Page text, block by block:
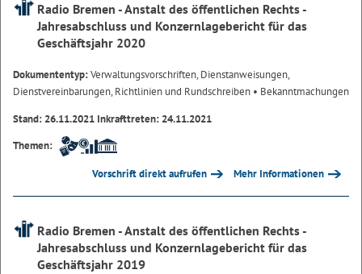
Radio Bremen - Anstalt des öffentlichen Rechts -
Jahresabschluss und Konzernlagebericht für das
Geschäftsjahr 2020
Dokumententyp:Verwaltungsvorschriften, Dienstanweisungen,
Dienstvereinbarungen, Richtlinien und Rundschreiben • Bekanntmachungen
Stand: 26.11.2021 Inkrafttreten: 24.11.2021
Themen:
Vorschrift direkt aufrufen Mehr Informationen
Radio Bremen - Anstalt des öffentlichen Rechts -
Jahresabschluss und Konzernlagebericht für das
Geschäftsjahr 2019